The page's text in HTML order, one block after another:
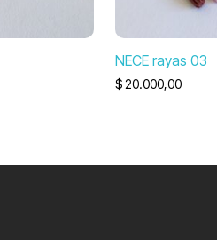
NECE rayas 03
$ 20.000,00